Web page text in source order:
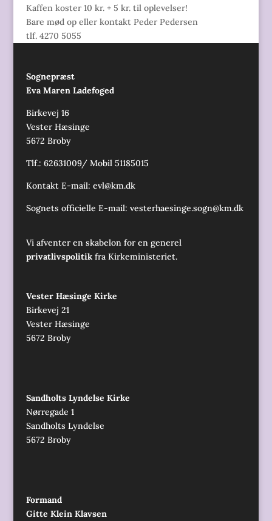
Kaffen koster 10 kr. + 5 kr. til oplevelser!
Bare mød op eller kontakt Peder Pedersen
tlf. 4270 5055
Sognepræst
Eva Maren Ladefoged
Birkevej 16
Vester Hæsinge
5672 Broby
Tlf.: 62631009/ Mobil 51185015
Kontakt E-mail: evl@km.dk
Sognets officielle E-mail: vesterhaesinge.sogn@km.dk
Vi afventer en skabelon for en generel
privatlivspolitikfra Kirkeministeriet.
Vester Hæsinge Kirke
Birkevej 21
Vester Hæsinge
5672 Broby
Sandholts Lyndelse Kirke
Nørregade 1
Sandholts Lyndelse
5672 Broby
Formand
Gitte Klein Klavsen